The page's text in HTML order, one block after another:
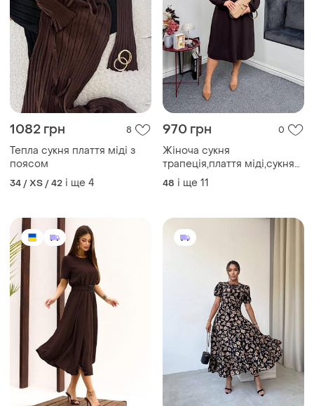
1082 грн 8
Тепла сукня плаття міді з
поясом
34 / XS / 42 і ще 4
970 грн 0
Жіноча сукня
трапеція,плаття міді,сукня
міді
48 і ще 11